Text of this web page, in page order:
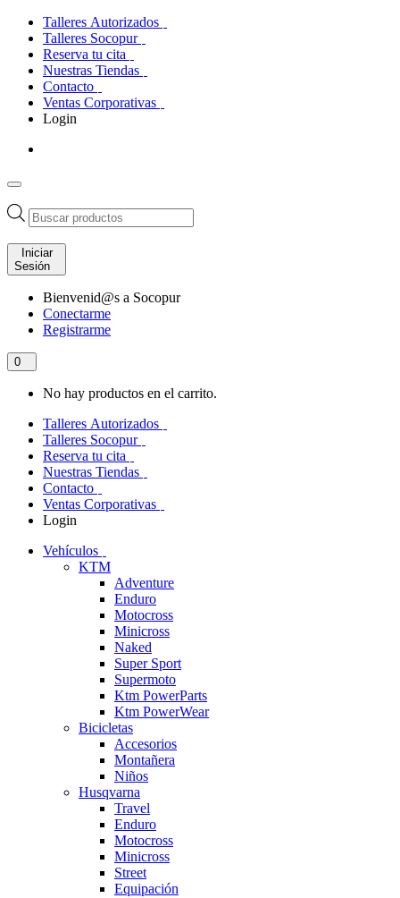
Talleres Autorizados
Talleres Socopur
Reserva tu cita
Nuestras Tiendas
Contacto
Ventas Corporativas
Login
Búsqueda
de
productos
Iniciar
Sesión
Bienvenid@s a Socopur
Conectarme
Registrarme
0
No hay productos en el carrito.
Talleres Autorizados
Talleres Socopur
Reserva tu cita
Nuestras Tiendas
Contacto
Ventas Corporativas
Login
Vehículos
KTM
Adventure
Enduro
Motocross
Minicross
Naked
Super Sport
Supermoto
Ktm PowerParts
Ktm PowerWear
Bicicletas
Accesorios
Montañera
Niños
Husqvarna
Travel
Enduro
Motocross
Minicross
Street
Equipación